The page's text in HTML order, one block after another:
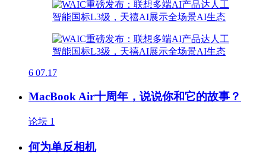
6 07.17
MacBook Air十周年，说说你和它的故事？
论坛 1
何为单反相机